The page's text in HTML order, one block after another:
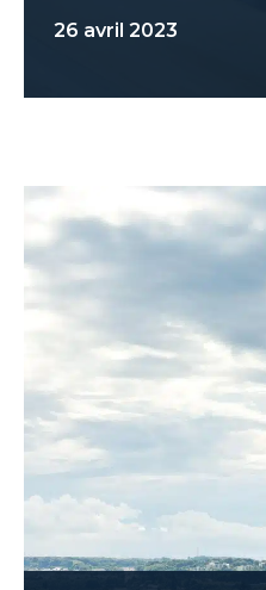
26 avril 2023